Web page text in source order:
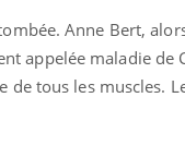
Anne Bert,
appelée maladie
de tous les muscles.
alopécie… Les
en fer sont